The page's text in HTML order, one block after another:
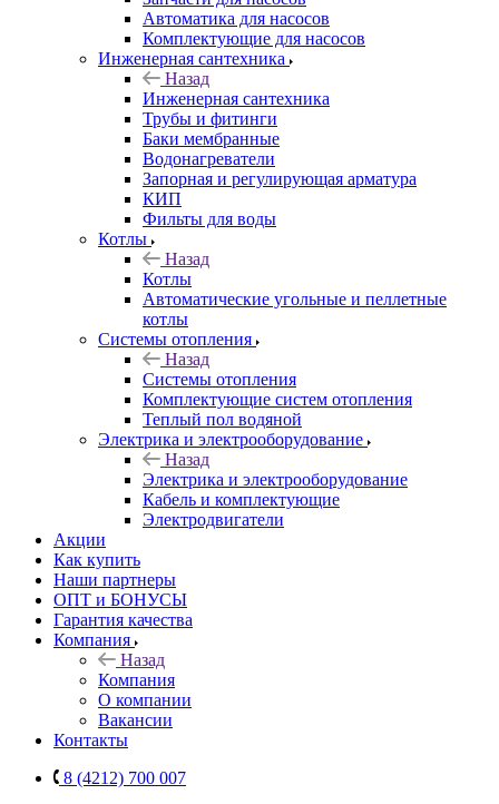
Автоматика для насосов
Комплектующие для насосов
Инженерная сантехника
Назад
Инженерная сантехника
Трубы и фитинги
Баки мембранные
Водонагреватели
Запорная и регулирующая арматура
КИП
Фильты для воды
Котлы
Назад
Котлы
Автоматические угольные и пеллетные
котлы
Системы отопления
Назад
Системы отопления
Комплектующие систем отопления
Теплый пол водяной
Электрика и электрооборудование
Назад
Электрика и электрооборудование
Кабель и комплектующие
Электродвигатели
Акции
Как купить
Наши партнеры
ОПТ и БОНУСЫ
Гарантия качества
Компания
Назад
Компания
О компании
Вакансии
Контакты
8 (4212) 700 007